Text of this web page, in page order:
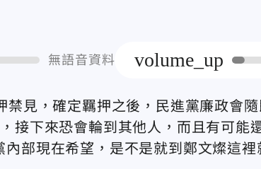
無語音資料 volume_up
見，確定羈押之後，民進黨廉政會隨
接下來恐會輪到其他人，而且有可能
部現在希望，是不是就到鄭文燦這裡